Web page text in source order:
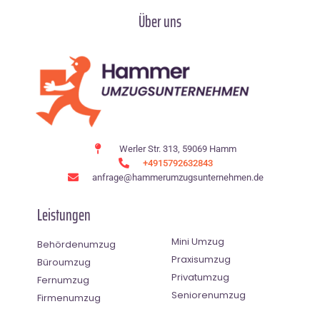
Über uns
Werler Str. 313, 59069 Hamm
+4915792632843
anfrage@hammerumzugsunternehmen.de
Leistungen
Behördenumzug
Büroumzug
Fernumzug
Firmenumzug
Mini Umzug
Praxisumzug
Privatumzug
Seniorenumzug